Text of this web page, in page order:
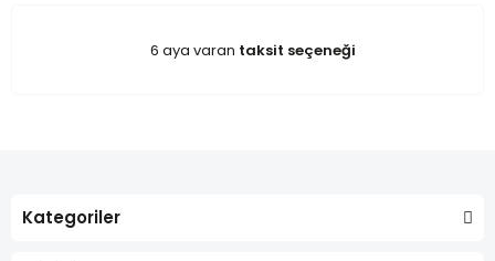
6 aya varan taksit seçeneği
Kategoriler